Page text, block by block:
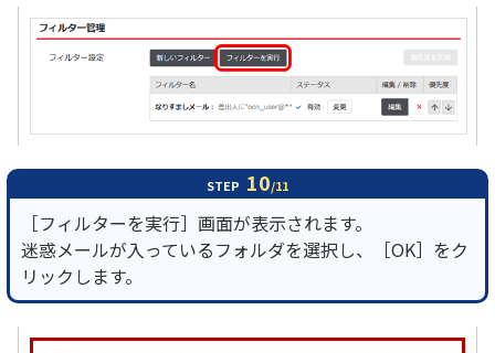
STEP 10/11
［フィルターを実行］画面が表示されます。
迷惑メールが入っているフォルダを選択し、［OK］をク
リックします。